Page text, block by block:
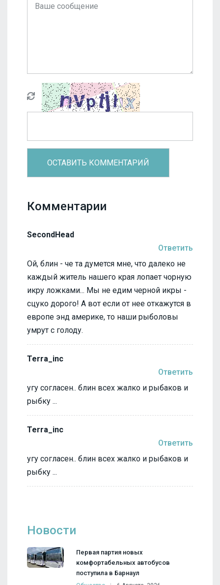
Комментарии
SecondHead
Ответить
Ой, блин - че та думется мне, что далеко не
каждый житель нашего края лопает чорную
икру ложками... Мы не едим черной икры -
сцуко дорого! А вот если от нее откажутся в
европе энд америке, то наши рыболовы
умрут с голоду.
Terra_inc
Ответить
угу согласен.. блин всех жалко и рыбаков и
рыбку ...
Terra_inc
Ответить
угу согласен.. блин всех жалко и рыбаков и
рыбку ...
Новости
Первая партия новых
комфортабельных автобусов
поступила в Барнаул